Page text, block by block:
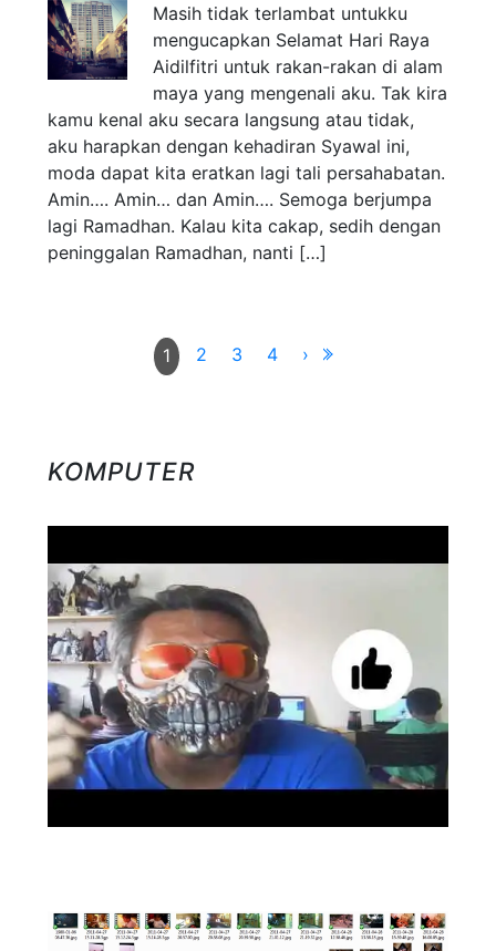
Masih tidak terlambat untukku
mengucapkan Selamat Hari Raya
Aidilfitri untuk rakan-rakan di alam
maya yang mengenali aku. Tak kira
kamu kenal aku secara langsung atau tidak,
aku harapkan dengan kehadiran Syawal ini,
moda dapat kita eratkan lagi tali persahabatan.
Amin…. Amin… dan Amin…. Semoga berjumpa
lagi Ramadhan. Kalau kita cakap, sedih dengan
peninggalan Ramadhan, nanti […]
1 2 3 4 ›
KOMPUTER